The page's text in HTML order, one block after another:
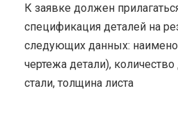
К заявке должен
спецификация деталей на
следующих данных:
чертежа детали),
стали, толщина листа